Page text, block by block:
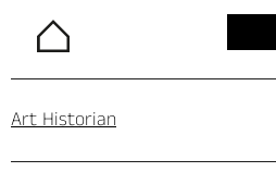
Home
Art Historian